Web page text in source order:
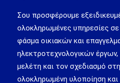
Σου προσφέρουμε
ολοκληρωμένες υπηρεσίες σε
φάσμα οικιακών και
ηλεκτροτεχνολογικών
μελέτη και τον σχεδιασμό
ολοκληρωμένη υλοποίηση και